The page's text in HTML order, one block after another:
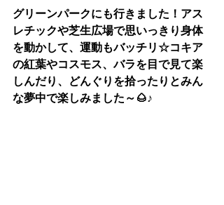
グリーンパークにも行きました！アス
レチックや芝生広場で思いっきり身体
を動かして、運動もバッチリ☆コキア
の紅葉やコスモス、バラを目で見て楽
しんだり、どんぐりを拾ったりとみん
な夢中で楽しみました～🌰♪